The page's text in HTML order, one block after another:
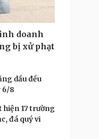
doanh
bị xử phạt
dầu đều
6/8
17 trường
đá quý vi